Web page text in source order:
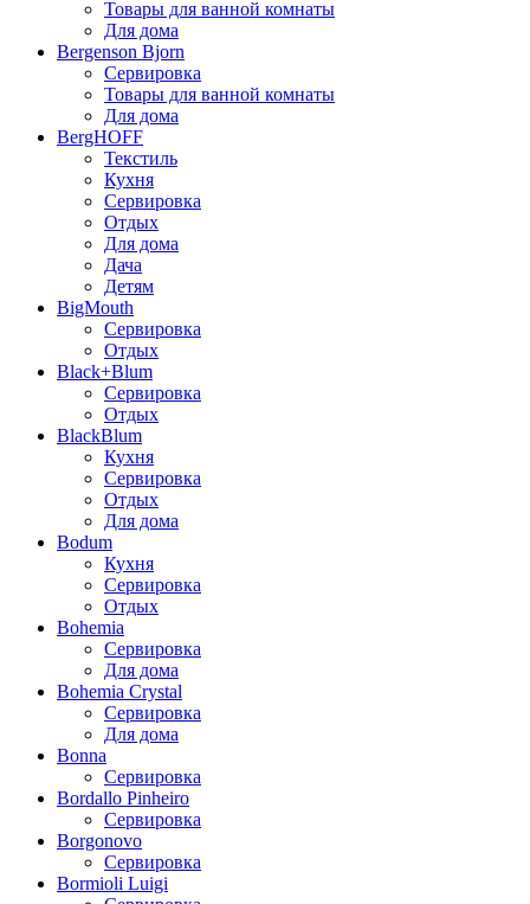
Товары для ванной комнаты
Для дома
Bergenson Bjorn
Сервировка
Товары для ванной комнаты
Для дома
BergHOFF
Текстиль
Кухня
Сервировка
Отдых
Для дома
Дача
Детям
BigMouth
Сервировка
Отдых
Black+Blum
Сервировка
Отдых
BlackBlum
Кухня
Сервировка
Отдых
Для дома
Bodum
Кухня
Сервировка
Отдых
Bohemia
Сервировка
Для дома
Bohemia Crystal
Сервировка
Для дома
Bonna
Сервировка
Bordallo Pinheiro
Сервировка
Borgonovo
Сервировка
Bormioli Luigi